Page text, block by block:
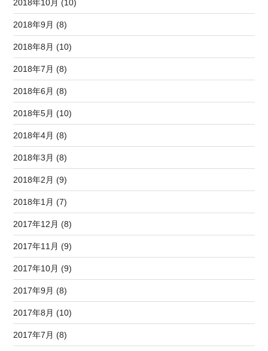
2018年10月 (10)
2018年9月 (8)
2018年8月 (10)
2018年7月 (8)
2018年6月 (8)
2018年5月 (10)
2018年4月 (8)
2018年3月 (8)
2018年2月 (9)
2018年1月 (7)
2017年12月 (8)
2017年11月 (9)
2017年10月 (9)
2017年9月 (8)
2017年8月 (10)
2017年7月 (8)